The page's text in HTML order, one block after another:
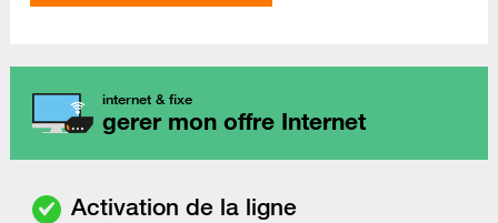
internet & fixe
gerer mon offre Internet
Activation de la ligne